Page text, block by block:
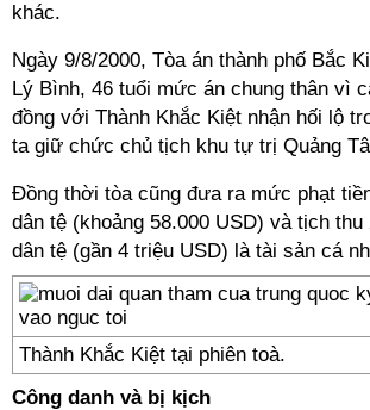
khác.
Ngày 9/8/2000, Tòa án thành phố Bắc
Lý Bình, 46 tuổi mức án chung thân vì
đồng với Thành Khắc Kiệt nhận hối lộ
ta giữ chức chủ tịch khu tự trị Quảng
Đồng thời tòa cũng đưa ra mức phạt
dân tệ (khoảng 58.000 USD) và tịch thu
dân tệ (gần 4 triệu USD) là tài sản cá
Thành Khắc Kiệt tại phiên toà.
Công danh và bị kịch